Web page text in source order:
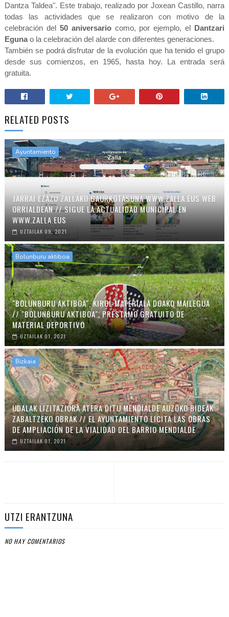
Dantza Taldea". Este trabajo, realizado por Joxean Castillo, narra
todas las actividades que se realizaron con motivo de la
celebración del 50 aniversariocomo, por ejemplo, el Dantzari
Egunao la celebración del alarde con diferentes generaciones.
También se podrá disfrutar de la evolución que ha tenido el grupo
desde sus comienzos, en 1965, hasta hoy. La entrada será
gratuita.
RELATED POSTS
Ayuntamiento
JARRAI EZAZU ZALLAKO GAURKOTASUNA WWW.ZALLA.EUS WEB
ORRIALDEAN // SIGUE LA ACTUALIDAD MUNICIPAL EN
WWW.ZALLA.EUS
UZTAILAK 09, 2021
Bolunburu aktiboa
"BOLUNBURU AKTIBOA", KIROL MATERIALA DOAKO MAILEGUA
// "BOLUNBURU AKTIBOA", PRÉSTAMO GRATUITO DE
MATERIAL DEPORTIVO
UZTAILAK 01, 2021
Bizkaia
UDALAK LIZITAZIORA ATERA DITU MENDIALDE AUZOKO BIDEAK
ZABALTZEKO OBRAK // EL AYUNTAMIENTO LICITA LAS OBRAS
DE AMPLIACIÓN DE LA VIALIDAD DEL BARRIO MENDIALDE
UZTAILAK 01, 2021
UTZI ERANTZUNA
NO HAY COMENTARIOS